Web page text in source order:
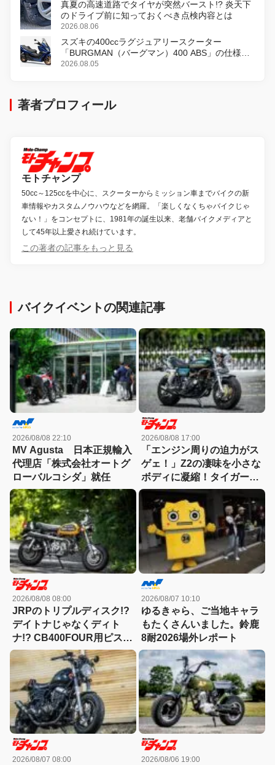
真夏の高速道路でタイヤが突然バースト!? 炎天下
のドライブ前に知っておくべき点検内容とは
2026.08.06
スズキの400ccラグジュアリースクーター
「BURGMAN（バーグマン）400 ABS」の仕様を
変更し、8月18日に発売
2026.08.05
著者プロフィール
モトチャンプ
50cc～125ccを中心に、スクーターからミッション車までバイクの新
車情報やカスタムノウハウなどを網羅。「楽しくなくちゃバイクじゃ
ない！」をコンセプトに、1981年の誕生以来、老舗バイクメディアと
して45年以上愛され続けています。
この著者の記事をもっと見る
バイクイベントの関連記事
2026/08/08 22:10
MV Agusta 日本正規輸入
代理店「株式会社オートグ
ローバルコシダ」就任
2026/08/08 17:00
「エンジン周りの迫力がス
ゲェ！」Z2の凄味を小さな
ボディに凝縮！タイガーラ
インまで自家塗装した秀逸
モンキー
2026/08/08 08:00
JRPのトリプルディスク!?
デイトナじゃなくディト
ナ!? CB400FOUR用ピスト
ンで91cc!?第一次モンキー
ブームを象徴する激レアカ
スタム！
2026/08/07 10:10
ゆるきゃら、ご当地キャラ
もたくさんいました。鈴鹿
8耐2026場外レポート
2026/08/07 08:00 2026/08/06 19:00